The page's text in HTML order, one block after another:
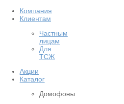
Компания
Клиентам
Частным
лицам
Для
ТСЖ
Акции
Каталог
Домофоны